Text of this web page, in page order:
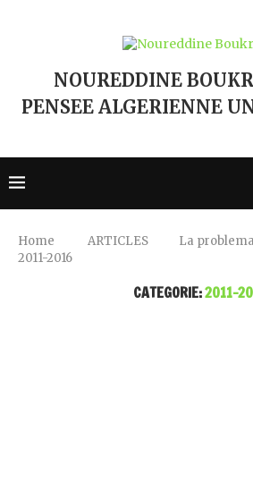
NOUREDDINE
PENSEE ALGERIENNE
Home ARTICLES
La
2011-2016
CATEGORIE:2011-